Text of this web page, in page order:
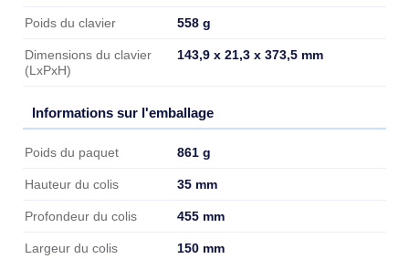
Poids du clavier 558 g
Dimensions du clavier
(LxPxH)
143,9 x 21,3 x 373,5 mm
Informations sur l'emballage
Informations sur l'emballage
Poids du paquet 861 g
Hauteur du colis 35 mm
Profondeur du colis 455 mm
Largeur du colis 150 mm